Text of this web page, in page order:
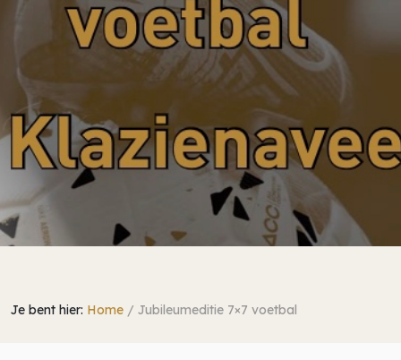
Je bent hier: Home / Jubileumeditie 7×7 voetbal